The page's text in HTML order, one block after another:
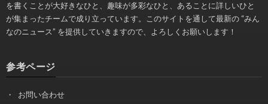
を書くことが大好きなひと、趣味が多彩なひと、あることに詳しいひと
が集まったチームで成り立っています。このサイトを通して最新の “みん
なのニュース” を提供していきますので、よろしくお願いします！
参考ページ
お問い合わせ